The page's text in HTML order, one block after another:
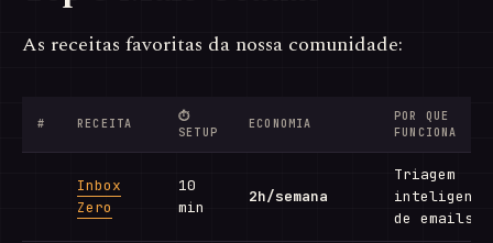
As receitas favoritas da nossa comunidade:
# RECEITA
⏱
SETUP
ECONOMIA
POR QUE
FUNCIONA
Inbox
Zero
10
min
2h/semana
Triagem
inteligente
de emails